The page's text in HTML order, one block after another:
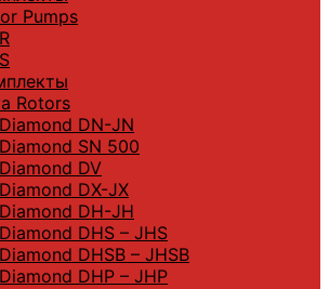
Pumps
Rotors
DN-JN
SN 500
DV
DX-JX
DH-JH
DHS – JHS
DHSB – JHSB
DHP – JHP